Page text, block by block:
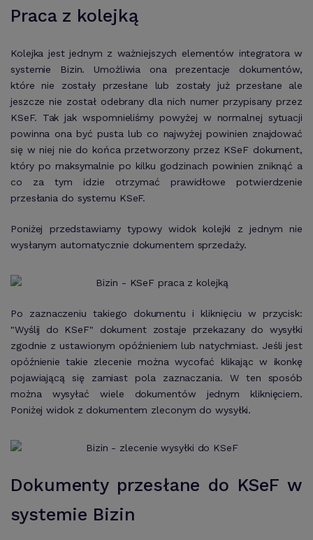
Praca z kolejką
Kolejka jest jednym z ważniejszych elementów integratora w
systemie Bizin. Umożliwia ona prezentacje dokumentów,
które nie zostały przesłane lub zostały już przesłane ale
jeszcze nie został odebrany dla nich numer przypisany przez
KSeF. Tak jak wspomnieliśmy powyżej w normalnej sytuacji
powinna ona być pusta lub co najwyżej powinien znajdować
się w niej nie do końca przetworzony przez KSeF dokument,
który po maksymalnie po kilku godzinach powinien zniknąć a
co za tym idzie otrzymać prawidłowe potwierdzenie
przesłania do systemu KSeF.
Poniżej przedstawiamy typowy widok kolejki z jednym nie
wysłanym automatycznie dokumentem sprzedaży.
Po zaznaczeniu takiego dokumentu i kliknięciu w przycisk:
"Wyślij do KSeF" dokument zostaje przekazany do wysyłki
zgodnie z ustawionym opóźnieniem lub natychmiast. Jeśli jest
opóźnienie takie zlecenie można wycofać klikając w ikonkę
pojawiającą się zamiast pola zaznaczania. W ten sposób
można wysyłać wiele dokumentów jednym kliknięciem.
Poniżej widok z dokumentem zleconym do wysyłki.
Dokumenty przesłane do KSeF w
systemie Bizin